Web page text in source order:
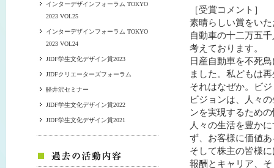
インターデザインフォーラム TOKYO
2023 VOL25
インターデザインフォーラム TOKYO
2023 VOL24
JIDF学生文化デザイン賞2023
JIDFクリエーターズフォーラム
軽井沢セミナー
JIDF学生文化デザイン賞2022
JIDF学生文化デザイン賞2021
［受賞コメント］
素晴らしい賞をい
自動車の十二万五
考えております。
日産自動車を不死
ました。私どもは
それはなぜか。ビ
ビジョンは、人々
ンを実現するため
人々の生活を豊か
ず、お客様に価値
そして株主の皆様
報酬とキャリア、